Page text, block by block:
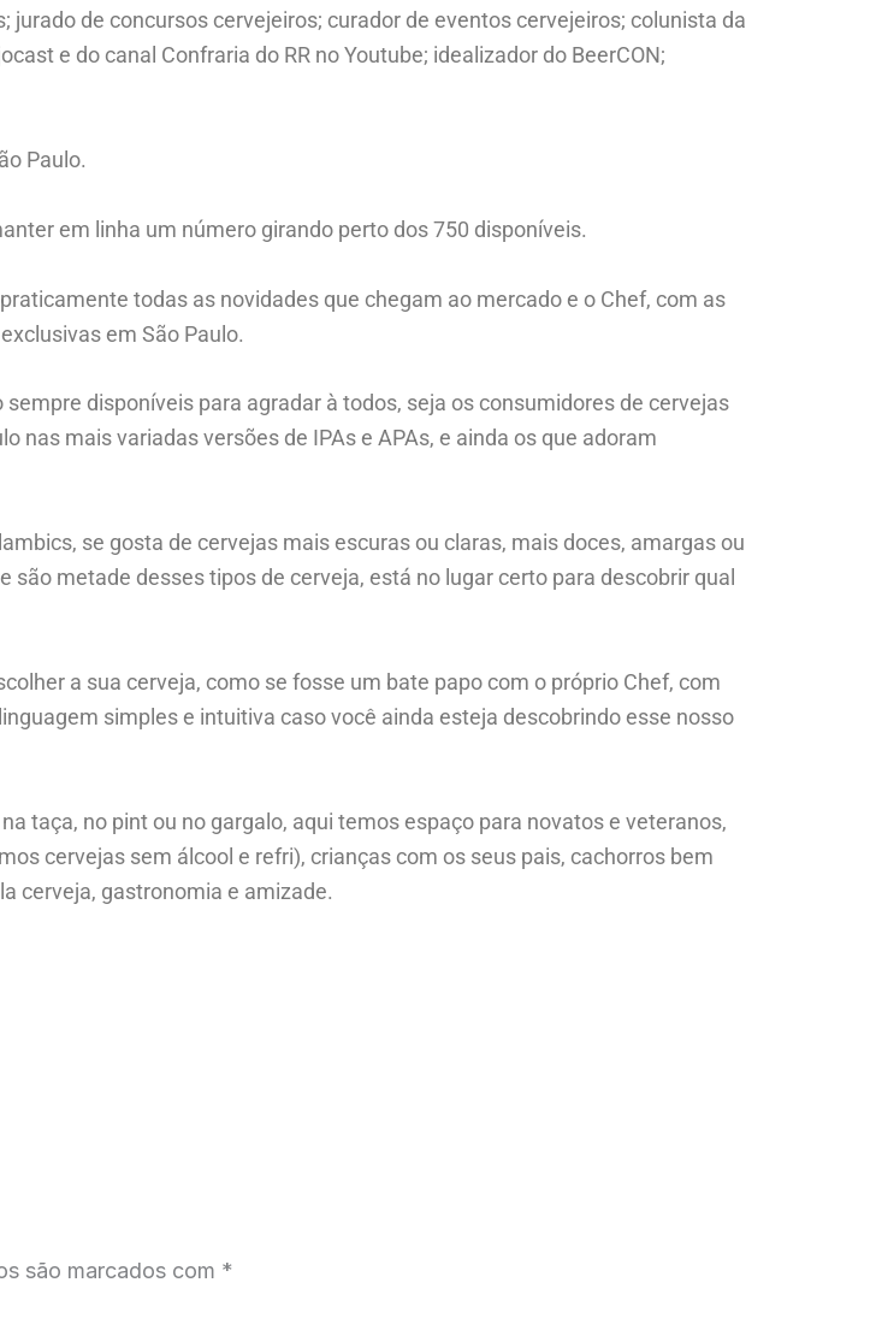
de concursos cervejeiros; curador de eventos cervejeiros; colunista da
e do canal Confraria do RR no Youtube; idealizador do BeerCON;
Paulo.
em linha um número girando perto dos 750 disponíveis.
todas as novidades que chegam ao mercado e o Chef, com as
em São Paulo.
disponíveis para agradar à todos, seja os consumidores de cervejas
nas mais variadas versões de IPAs e APAs, e ainda os que adoram
se gosta de cervejas mais escuras ou claras, mais doces, amargas ou
metade desses tipos de cerveja, está no lugar certo para descobrir qual
a sua cerveja, como se fosse um bate papo com o próprio Chef, com
simples e intuitiva caso você ainda esteja descobrindo esse nosso
taça, no pint ou no gargalo, aqui temos espaço para novatos e veteranos,
cervejas sem álcool e refri), crianças com os seus pais, cachorros bem
cerveja, gastronomia e amizade.
são marcados com *